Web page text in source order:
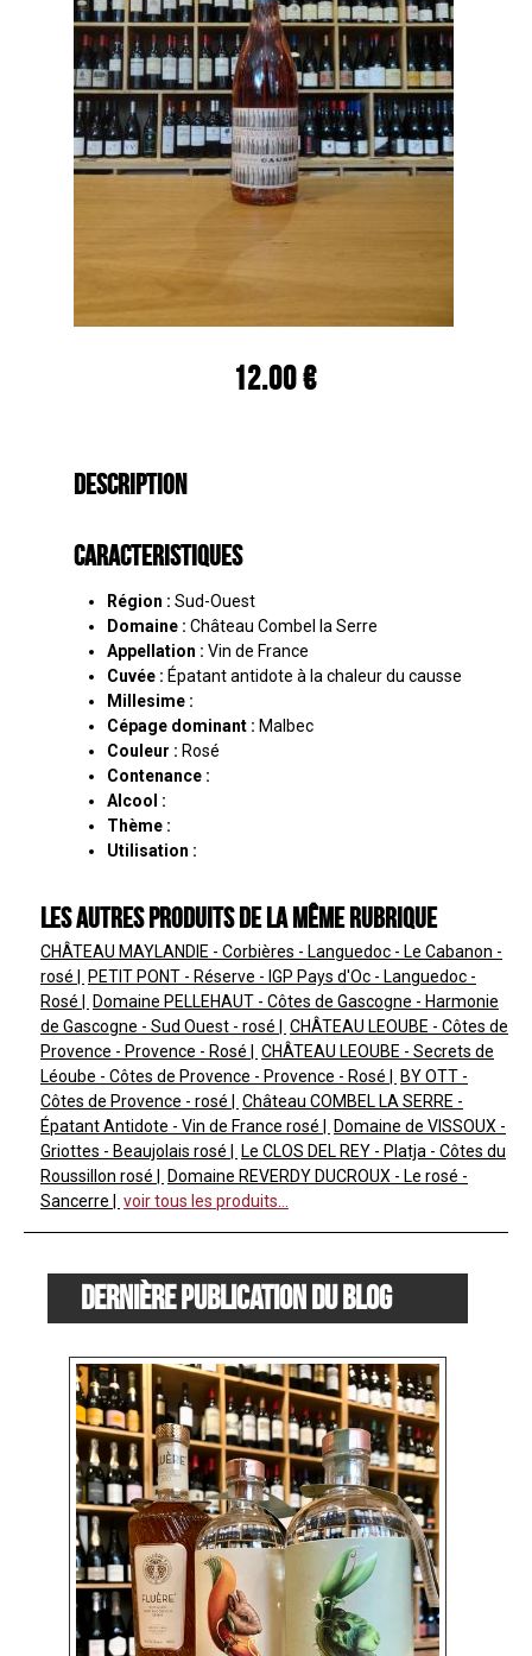
12.00 €
Description
Caracteristiques
Région : Sud-Ouest
Domaine : Château Combel la Serre
Appellation : Vin de France
Cuvée : Épatant antidote à la chaleur du causse
Millesime :
Cépage dominant : Malbec
Couleur : Rosé
Contenance :
Alcool :
Thème :
Utilisation :
Les autres produits de la même rubrique
CHÂTEAU MAYLANDIE - Corbières - Languedoc - Le Cabanon -
rosé
PETIT PONT - Réserve - IGP Pays d'Oc - Languedoc -
Rosé
Domaine PELLEHAUT - Côtes de Gascogne - Harmonie
de Gascogne - Sud Ouest - rosé
CHÂTEAU LEOUBE - Côtes de
Provence - Provence - Rosé
CHÂTEAU LEOUBE - Secrets de
Léoube - Côtes de Provence - Provence - Rosé
BY OTT -
Côtes de Provence - rosé
Château COMBEL LA SERRE -
Épatant Antidote - Vin de France rosé
Domaine de VISSOUX -
Griottes - Beaujolais rosé
Le CLOS DEL REY - Platja - Côtes du
Roussillon rosé
Domaine REVERDY DUCROUX - Le rosé -
Sancerre
voir tous les produits...
Dernière publication du blog